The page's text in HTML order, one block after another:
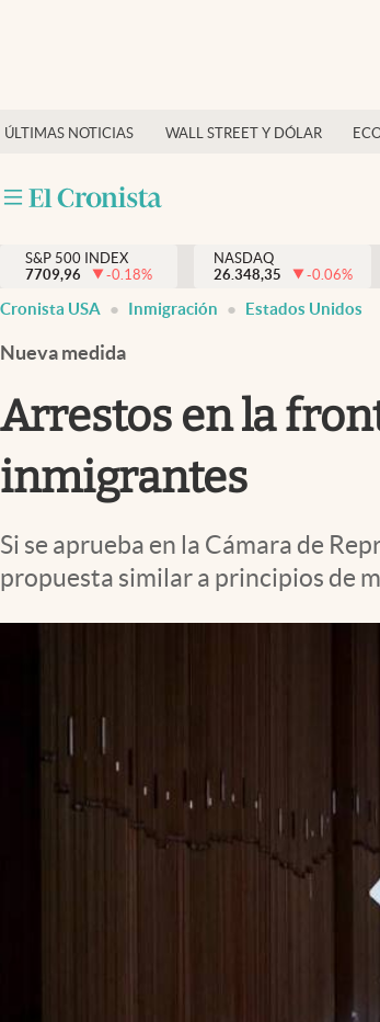
ÚLTIMAS NOTICIAS WALL STREET Y DÓLAR
Finanzas y economía
Inmigración
Trending
Streaming
PC y mobile
S&P 500 INDEX
7709,96
-0.18%
NASDAQ
26.348,35
-0.06%
Cronista USA Inmigración Estados Unidos
Nueva medida
Arrestos en la
inmigrantes
Si se aprueba en la Cámara de
propuesta similar a principios de